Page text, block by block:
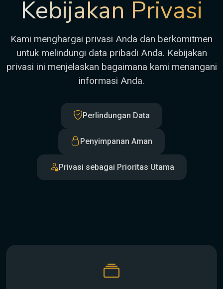
Kebijakan Privasi
Kami menghargai privasi Anda dan berkomitmen
untuk melindungi data pribadi Anda. Kebijakan
privasi ini menjelaskan bagaimana kami menangani
informasi Anda.
Perlindungan Data
Penyimpanan Aman
Privasi sebagai Prioritas Utama